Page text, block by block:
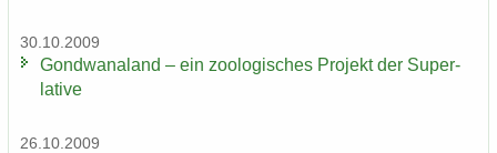
30.10.2009
Gond­wa­na­land – ein zoo­lo­gi­sches Pro­jekt der Su­per­
la­ti­ve
26.10.2009